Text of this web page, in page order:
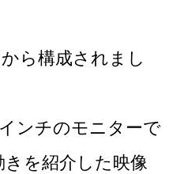
ら構成されまし
ンチのモニターで
を紹介した映像